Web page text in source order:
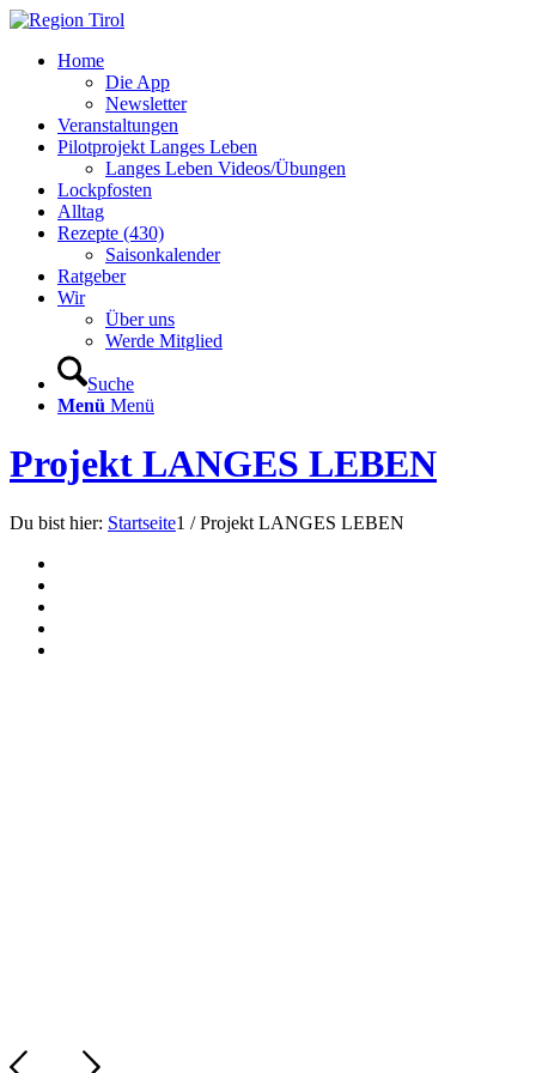
Home
Die App
Newsletter
Veranstaltungen
Pilotprojekt Langes Leben
Langes Leben Videos/Übungen
Lockpfosten
Alltag
Rezepte (430)
Saisonkalender
Ratgeber
Wir
Über uns
Werde Mitglied
Suche
Menü Menü
Projekt LANGES LEBEN
Du bist hier: Startseite1 / Projekt LANGES LEBEN